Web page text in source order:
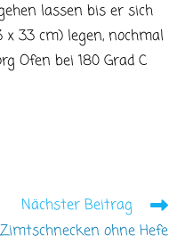
lassen bis er sich
33 cm) legen, nochmal
Ofen bei 180 Grad C
Nächster Beitrag
Zimtschnecken ohne Hefe